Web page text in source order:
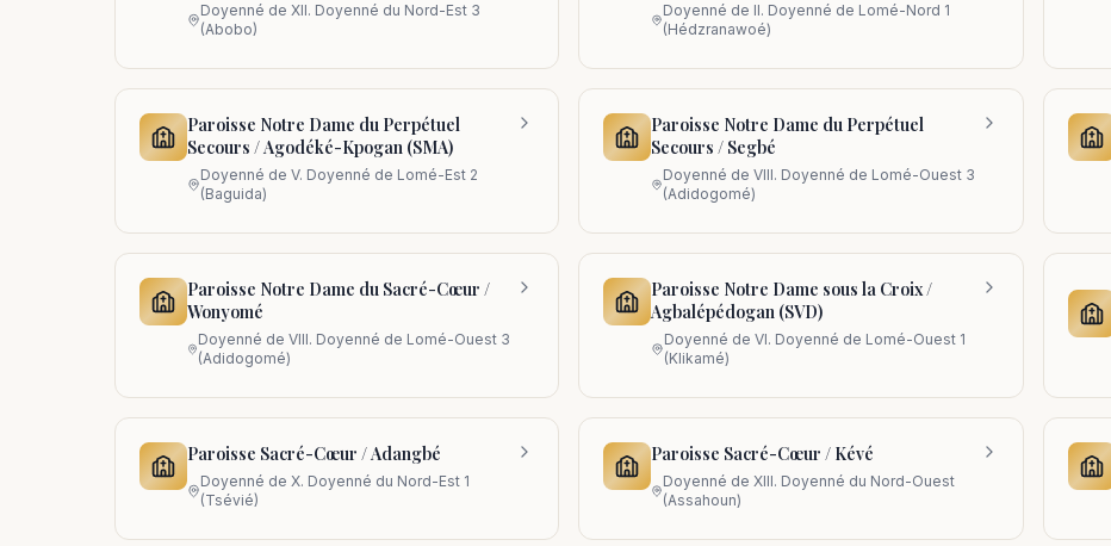
Doyenné deXII. Doyenné du Nord-Est 3
(Abobo)
Doyenné de II. Doyenné de Lomé-Nord 1
(Hédzranawoé)
Paroisse Notre Dame du Perpétuel
Secours / Agodéké-Kpogan (SMA)
Doyenné de V. Doyenné de Lomé-Est 2
(Baguida)
Paroisse Notre Dame du Perpétuel
Secours / Segbé
Doyenné de VIII. Doyenné de Lomé-Ouest 3
(Adidogomé)
Paroisse Notre Dame du Sacré-Cœur /
Wonyomé
Doyenné deVIII. Doyenné de Lomé-Ouest 3
(Adidogomé)
Paroisse Notre Dame sous la Croix /
Agbalépédogan (SVD)
Doyenné de VI. Doyenné de Lomé-Ouest 1
(Klikamé)
Paroisse Sacré-Cœur / Adangbé
Doyenné deX. Doyenné du Nord-Est 1
(Tsévié)
Paroisse Sacré-Cœur / Kévé
Doyenné deXIII. Doyenné du Nord-Ouest
(Assahoun)